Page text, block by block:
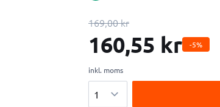
169,00 kr
160,55 kr -5%
inkl. moms